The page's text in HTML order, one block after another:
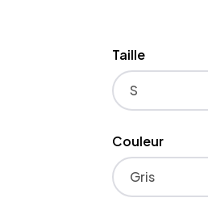
Taille
Couleur